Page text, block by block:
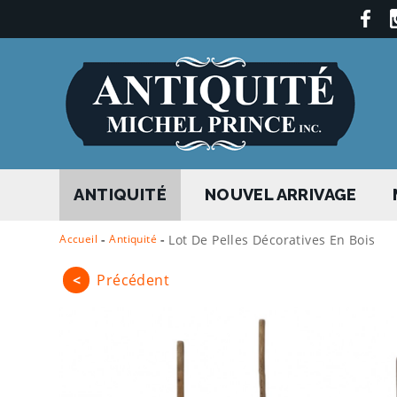
ANTIQUITÉ NOUVEL ARRIVAGE
Accueil - Antiquité - Lot De Pelles Décoratives En Bois
< Précédent